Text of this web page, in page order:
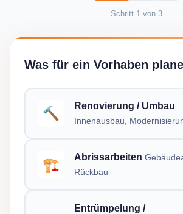
Schritt 1von 3
Was für ein Vorhaben
🔨 Renovierung / Umbau
Innenausbau,
🏗️ Abrissarbeiten
Rückbau
Entrümpelung /